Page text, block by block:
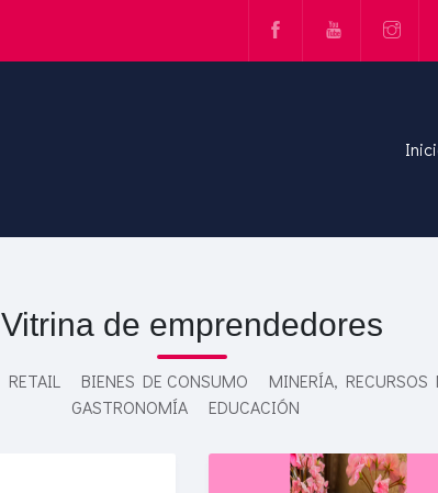
Vitrina de emprendedores
RETAIL BIENES DE CONSUMO MINERÍA, RECURSOS
GASTRONOMÍA
EDUCACIÓN